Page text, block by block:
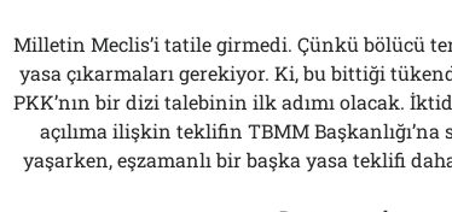
Milletin Meclis’i tatile girmedi. Çünkü bölücü
yasa çıkarmaları gerekiyor. Ki, bu bittiği
PKK’nın bir dizi talebinin ilk adımı olacak.
açılıma ilişkin teklifin TBMM
yaşarken, eşzamanlı bir başka yasa teklifi